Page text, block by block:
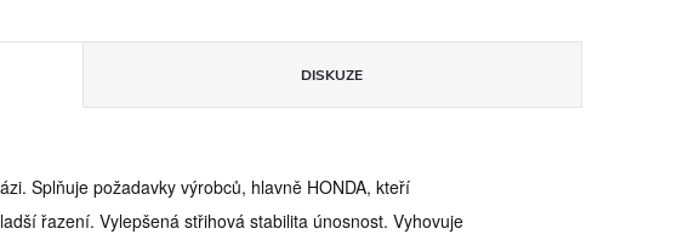
DISKUZE
Splňuje požadavky výrobců, hlavně HONDA, kteří
řazení. Vylepšená střihová stabilita únosnost. Vyhovuje